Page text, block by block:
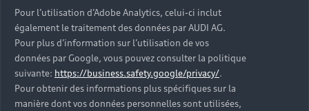
Pour l’utilisation d’Adobe Analytics, celui-ci inclut
également le traitement des données par AUDI AG.
Pour plus d’information sur l’utilisation de vos
données par Google, vous pouvez consulter la politique
suivante: https://business.safety.google/privacy/.
Pour obtenir des informations plus spécifiques sur la
manière dont vos données personnelles sont utilisées,